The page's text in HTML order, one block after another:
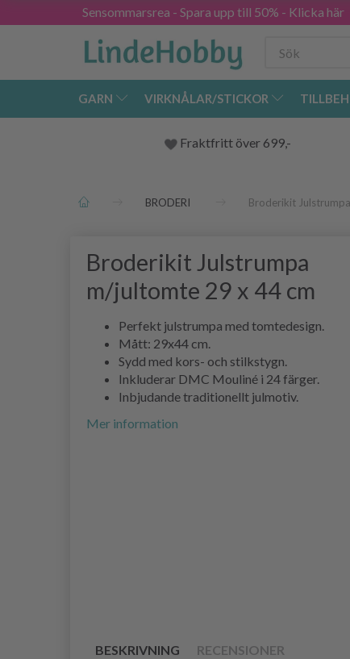
Sensommarsrea - Spara upp till 50% - Klicka här
GARN VIRKNÅLAR/STICKOR
Fraktfritt över 699,-
BRODERI Broderikit
Broderikit Julstrumpa
m/jultomte 29 x 44 cm
Perfekt julstrumpa med tomtedesign.
Mått: 29x44 cm.
Sydd med kors- och stilkstygn.
Inkluderar DMC Mouliné i 24 färger.
Inbjudande traditionellt julmotiv.
Mer information
BESKRIVNING RECENSIONER